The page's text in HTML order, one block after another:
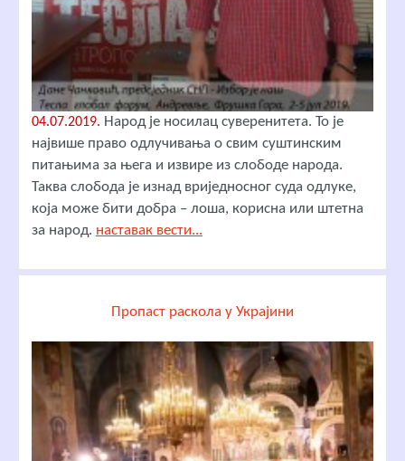
04.07.2019. Народ је носилац суверенитета. То је
највише право одлучивања о свим суштинским
питањима за њега и извире из слободе народа.
Таква слобода је изнад вриједносног суда одлуке,
која може бити добра – лоша, корисна или штетна
за народ. наставак вести...
Пропаст раскола у Украјини